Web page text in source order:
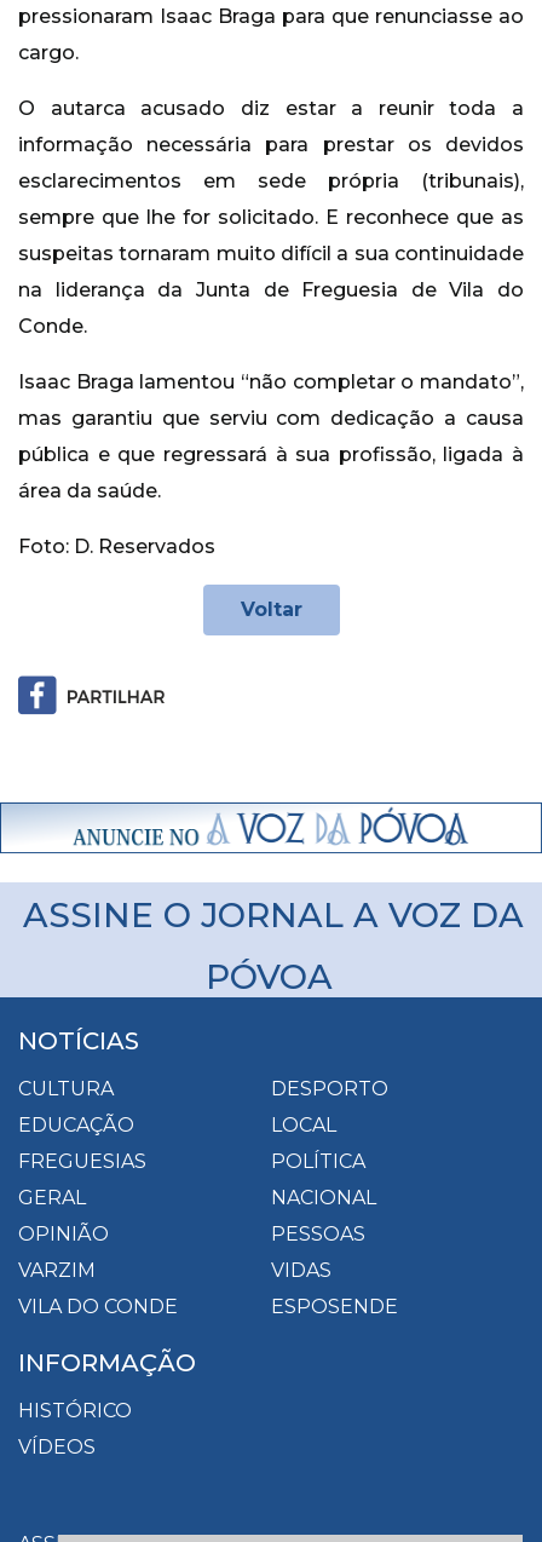
pressionaram Isaac Braga para que renunciasse ao
cargo.
O autarca acusado diz estar a reunir toda a
informação necessária para prestar os devidos
esclarecimentos em sede própria (tribunais),
sempre que lhe for solicitado. E reconhece que as
suspeitas tornaram muito difícil a sua continuidade
na liderança da Junta de Freguesia de Vila do
Conde.
Isaac Braga lamentou “não completar o mandato”,
mas garantiu que serviu com dedicação a causa
pública e que regressará à sua profissão, ligada à
área da saúde.
Foto: D. Reservados
Voltar
ASSINE O JORNAL A VOZ DA
PÓVOA
NOTÍCIAS
CULTURA
DESPORTO
EDUCAÇÃO
LOCAL
FREGUESIAS
POLÍTICA
GERAL
NACIONAL
OPINIÃO
PESSOAS
VARZIM
VIDAS
VILA DO CONDE
ESPOSENDE
INFORMAÇÃO
HISTÓRICO
VÍDEOS